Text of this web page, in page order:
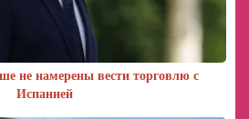
не намерены вести торговлю с
Испанией